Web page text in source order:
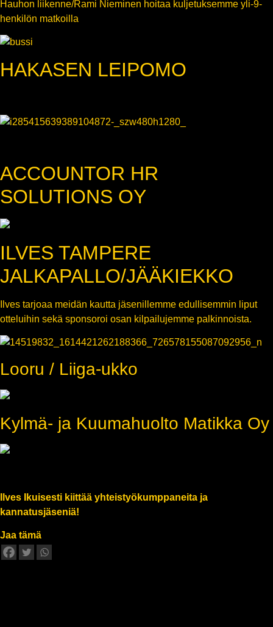
Hauhon liikenne/Rami Nieminen hoitaa kuljetuksemme yli-9-
henkilön matkoilla
HAKASEN LEIPOMO
ACCOUNTOR HR
SOLUTIONS OY
ILVES TAMPERE
JALKAPALLO/JÄÄKIEKKO
Ilves tarjoaa meidän kautta jäsenillemme edullisemmin liput
otteluihin sekä sponsoroi osan kilpailujemme palkinnoista.
Looru / Liiga-ukko
Kylmä- ja Kuumahuolto Matikka Oy
Ilves Ikuisesti kiittää yhteistyökumppaneita ja
kannatusjäseniä!
Jaa tämä